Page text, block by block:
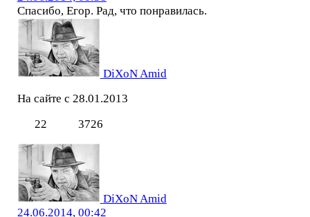
Спасибо, Егор. Рад, что понравилась.
DiXoN Amid
На сайте с 28.01.2013
22
3726
DiXoN Amid
24.06.2014, 00:42